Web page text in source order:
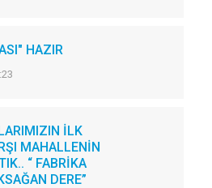
HAZIR
İLK
MAHALLENİN
“ FABRİKA
DERE”